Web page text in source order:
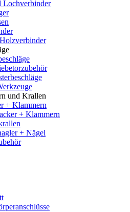
Lochverbinder
und Krallen
+ Klammern
+ Klammern
+ Nägel